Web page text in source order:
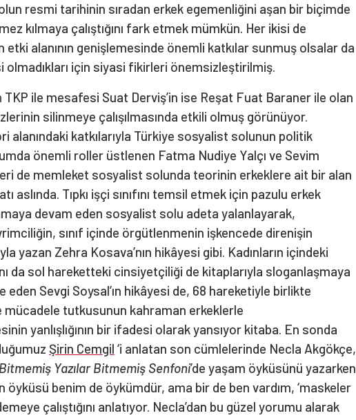
resmi tarihinin sıradan erkek egemenliğini aşan bir biçimde
kılmaya çalıştığını fark etmek mümkün. Her ikisi de
etki alanının genişlemesinde önemli katkılar sunmuş olsalar da
için siyasi fikirleri önemsizleştirilmiş.
TKP ile mesafesi Suat Derviş’in ise Reşat Fuat Baraner ile olan
silinmeye çalışılmasında etkili olmuş görünüyor.
alanındaki katkılarıyla Türkiye sosyalist solunun politik
önemli roller üstlenen Fatma Nudiye Yalçı ve Sevim
de memleket sosyalist solunda teorinin erkeklere ait bir alan
aslında. Tıpkı işçi sınıfını temsil etmek için pazulu erkek
devam eden sosyalist solu adeta yalanlayarak,
sınıf içinde örgütlenmenin işkencede direnişin
yazan Zehra Kosava’nın hikâyesi gibi. Kadınların içindeki
da sol hareketteki cinsiyetçiliği de kitaplarıyla sloganlaşmaya
eden Sevgi Soysal’ın hikâyesi de, 68 hareketiyle birlikte
mücadele tutkusunun kahraman erkeklerle
yanlışlığının bir ifadesi olarak yansıyor kitaba. En sonda
Şirin Cemgil ‘i anlatan son cümlelerinde Necla Akgökçe,
Bitmemiş Yazılar Bitmemiş Senfoni’de yaşam öyküsünü yazarken
öyküsü benim de öykümdür, ama bir de ben vardım, ‘maskeler
çalıştığını anlatıyor. Necla’dan bu güzel yorumu alarak